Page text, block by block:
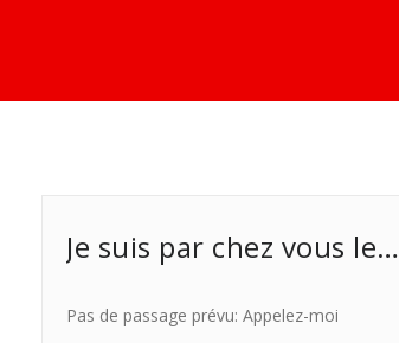
Je suis par chez vous le…
Pas de passage prévu: Appelez-moi